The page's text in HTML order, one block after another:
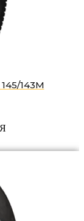
143M